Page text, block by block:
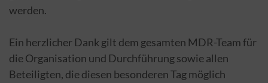
werden.
Ein herzlicher Dank gilt dem gesamten MDR-Team für
die Organisation und Durchführung sowie allen
Beteiligten, die diesen besonderen Tag möglich